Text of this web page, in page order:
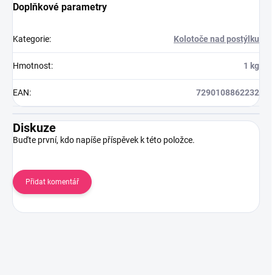
Doplňkové parametry
Kategorie: Kolotoče nad postýlku
Hmotnost: 1 kg
EAN: 7290108862232
Diskuze
Buďte první, kdo napíše příspěvek k této položce.
Přidat komentář